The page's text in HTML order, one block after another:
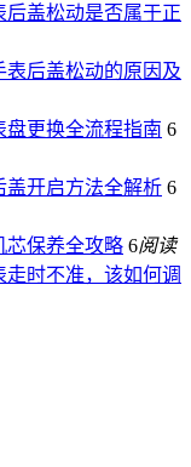
后盖松动是否属于正
表后盖松动的原因及
盘更换全流程指南 6
盖开启方法全解析 6
芯保养全攻略 6阅读
时不准，该如何调